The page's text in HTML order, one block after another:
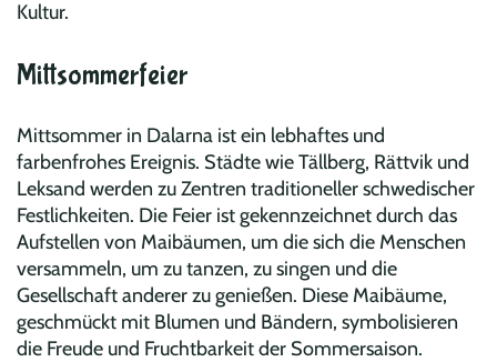
Kultur.
Mittsommerfeier
Mittsommer in Dalarna ist ein lebhaftes und
farbenfrohes Ereignis. Städte wie Tällberg, Rättvik und
Leksand werden zu Zentren traditioneller schwedischer
Festlichkeiten. Die Feier ist gekennzeichnet durch das
Aufstellen von Maibäumen, um die sich die Menschen
versammeln, um zu tanzen, zu singen und die
Gesellschaft anderer zu genießen. Diese Maibäume,
geschmückt mit Blumen und Bändern, symbolisieren
die Freude und Fruchtbarkeit der Sommersaison.